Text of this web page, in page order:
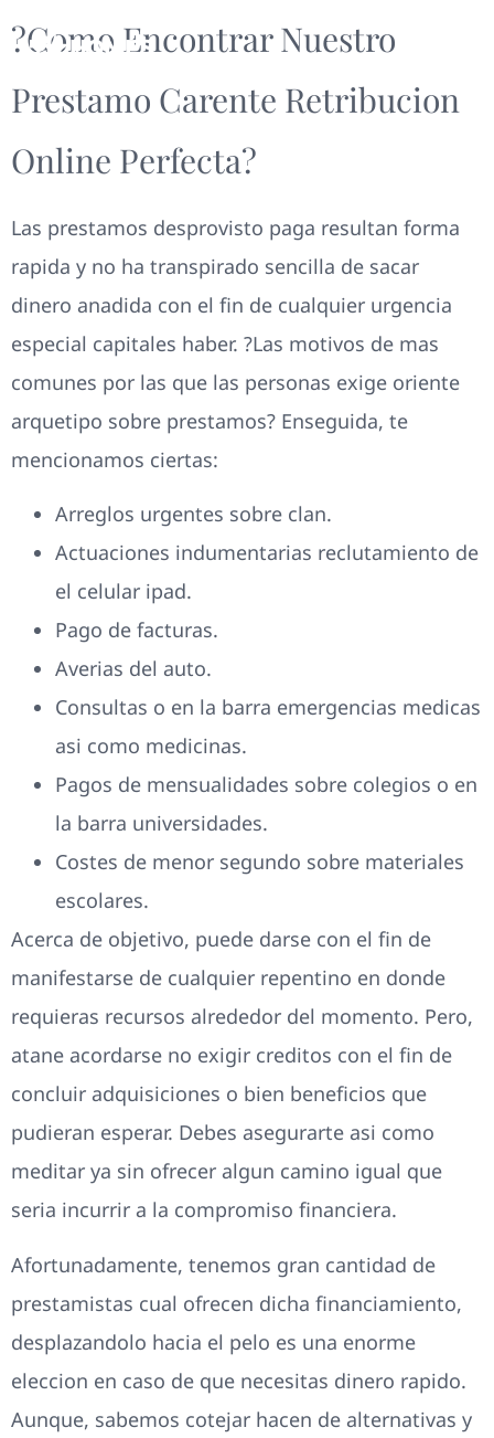
?Como Encontrar Nuestro
Prestamo Carente Retribucion
Online Perfecta?
Las prestamos desprovisto paga resultan forma
rapida y no ha transpirado sencilla de sacar
dinero anadida con el fin de cualquier urgencia
especial capitales haber. ?Las motivos de mas
comunes por las que las personas exige oriente
arquetipo sobre prestamos? Enseguida, te
mencionamos ciertas:
Arreglos urgentes sobre clan.
Actuaciones indumentarias reclutamiento de
el celular ipad.
Pago de facturas.
Averias del auto.
Consultas o en la barra emergencias medicas
asi­ como medicinas.
Pagos de mensualidades sobre colegios o en
la barra universidades.
Costes de menor segundo sobre materiales
escolares.
Acerca de objetivo, puede darse con el fin de
manifestarse de cualquier repentino en donde
requieras recursos alrededor del momento. Pero,
atane acordarse no exigir creditos con el fin de
concluir adquisiciones o bien beneficios que
pudieran esperar. Debes asegurarte asi­ como
meditar ya sin ofrecer algun camino igual que
seri­a incurrir a la compromiso financiera.
Afortunadamente, tenemos gran cantidad de
prestamistas cual ofrecen dicha financiamiento,
desplazandolo hacia el pelo es una enorme
eleccion en caso de que necesitas dinero rapido.
Aunque, sabemos cotejar hacen de alternativas y